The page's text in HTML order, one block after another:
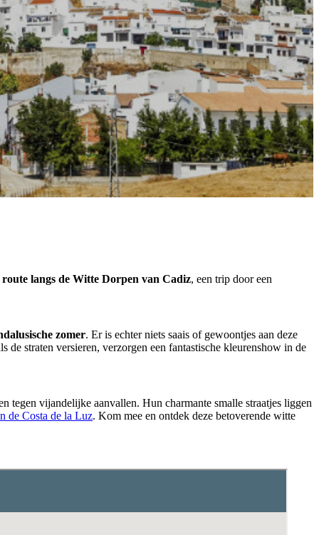
route langs de Witte Dorpen van Cadiz, een trip door een
zomer. Er is echter niets saais of gewoontjes aan deze
straten versieren, verzorgen een fantastische kleurenshow in de
tegen vijandelijke aanvallen. Hun charmante smalle straatjes liggen
de Costa de la Luz. Kom mee en ontdek deze betoverende witte